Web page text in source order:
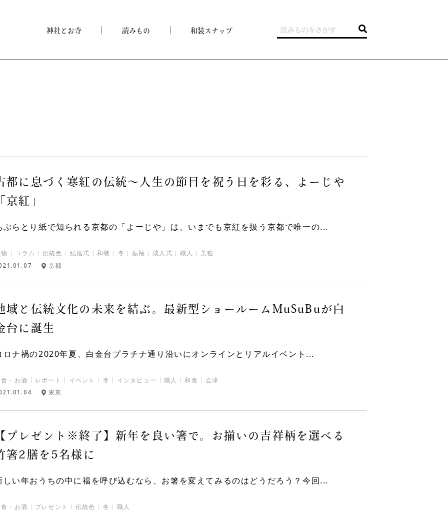
神社とお寺 読みもの 和装スナップ
都に息づく寒紅の伝統～人生の節目を祝う日を彩る、よーじや
京紅」
ぶらとり紙で知られる京都の「よーじや」は、いまでも京紅を扱う京都で唯一の...
コラム 伝統色 結婚式 和装 冬 振袖 成人式 職人 美粧
京都
域と伝統文化の未来を結ぶ。最新型ショールームMuSuBuが白
台に誕生
ロナ禍の2020年夏、白金台プラチナ通り沿いにオンラインとリアルイベント...
・お酒 レポート イベント 冬 インタビュー 職人 和食 会津
東京
プレゼント※終了】新年を良い箸で。お揃いの吉祥柄を選べる
箸2膳を5名様に
しい年おうちの中に福を呼び込むなら、お箸を変えてみるのはどうだろう？今回...
・お酒 プレゼント 伝統色 冬 職人